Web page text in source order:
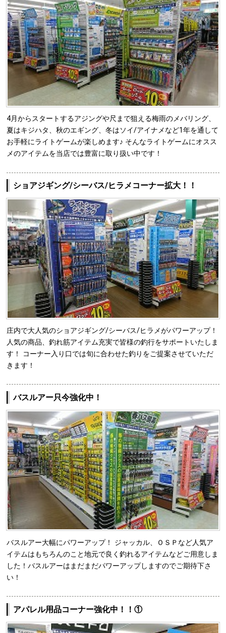
4月からスタートするアジングや尺まで狙える梅雨のメバリング、
夏はキジハタ、秋のエギング、冬はソイ/アイナメなど1年を通して
お手軽にライトゲームが楽しめます♪ そんなライトゲームにオスス
メのアイテムを当店では豊富に取り扱い中です！
ショアジギング/シーバス/ヒラメコーナー拡大！！
庄内で大人気のショアジギング/シーバス/ヒラメがパワーアップ！
人気の商品、釣れ筋アイテム充実で皆様の釣行をサポートいたしま
す！ コーナー入り口では旬に合わせた釣りをご提案させていただ
きます！
バスルアー只今強化中！
バスルアー大幅にパワーアップ！ ジャッカル、ＯＳＰなど人気ア
イテムはもちろんのこと地元で良く釣れるアイテムなどご用意しま
した！バスルアーはまだまだパワーアップしますのでご期待下さ
い！
アパレル用品コーナー強化中！！①